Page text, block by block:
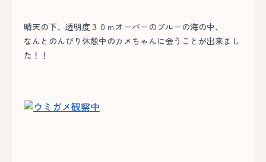
晴天の下、透明度３０ｍオーバーのブルーの海の中、
なんとのんびり休憩中のカメちゃんに会うことが出来まし
た！！